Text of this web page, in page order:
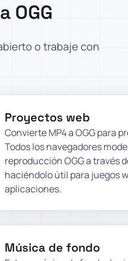
OGG
o trabaje con
Proyectos web
Convierte MP4 a OGG para
Todos los navegadores
reproducción OGG a través
haciéndolo útil para juegos
aplicaciones.
Música de fondo